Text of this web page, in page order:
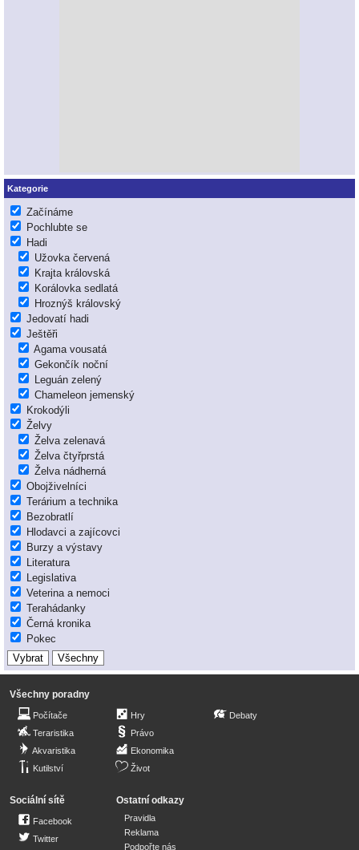
Kategorie
Začínáme
Pochlubte se
Hadi
Užovka červená
Krajta královská
Korálovka sedlatá
Hroznýš královský
Jedovatí hadi
Ještěři
Agama vousatá
Gekončík noční
Leguán zelený
Chameleon jemenský
Krokodýli
Želvy
Želva zelenavá
Želva čtyřprstá
Želva nádherná
Obojživelníci
Terárium a technika
Bezobratlí
Hlodavci a zajícovci
Burzy a výstavy
Literatura
Legislativa
Veterina a nemoci
Terahádanky
Černá kronika
Pokec
Všechny poradny
Počítače
Teraristika
Akvaristika
Kutilství
Hry
Právo
Ekonomika
Život
Debaty
Sociální sítě
Facebook
Twitter
Ostatní odkazy
Pravidla
Reklama
Podpořte nás